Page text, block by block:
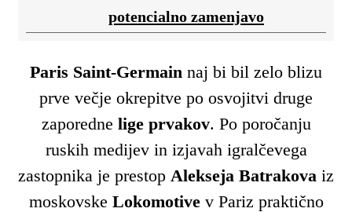
potencialno zamenjavo
Paris Saint-Germain naj bi bil zelo blizu
prve večje okrepitve po osvojitvi druge
zaporedne lige prvakov. Po poročanju
ruskih medijev in izjavah igralčevega
zastopnika je prestop Alekseja Batrakova iz
moskovske Lokomotive v Pariz praktično